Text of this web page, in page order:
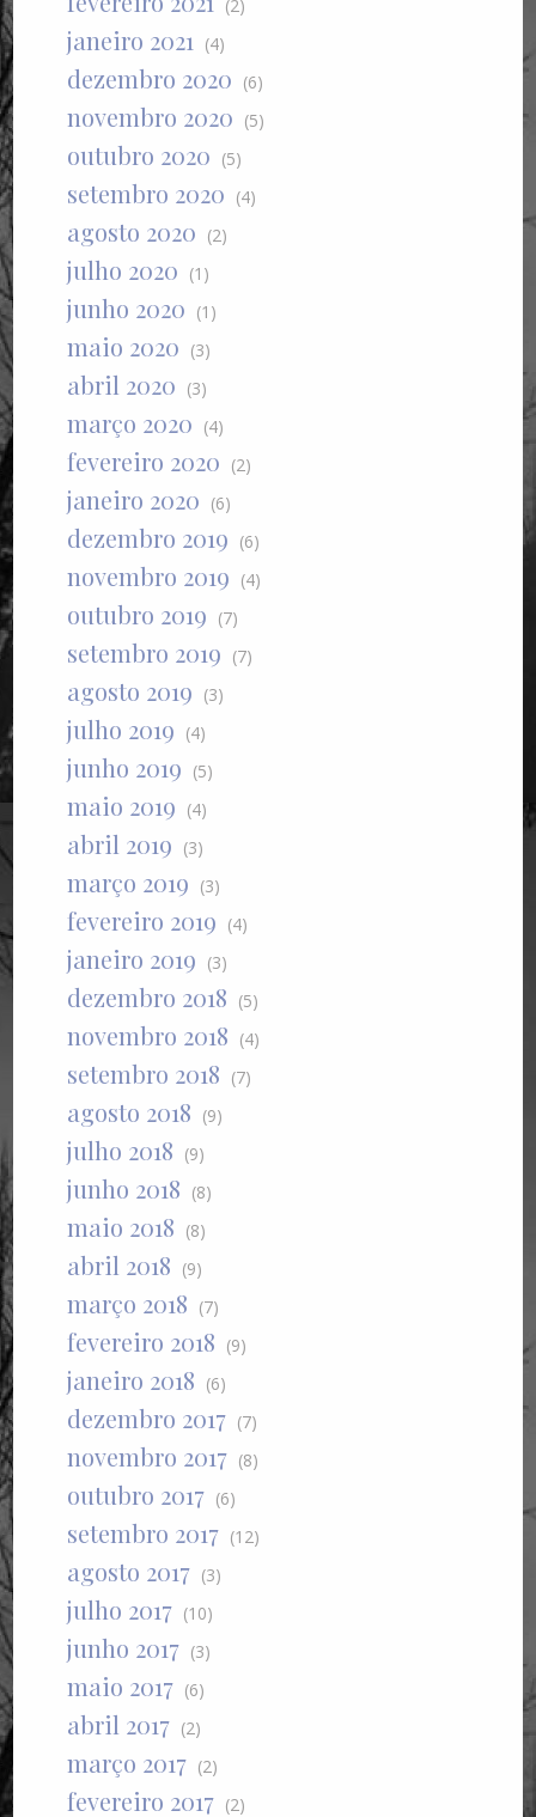
(2)
janeiro 2021 (4)
dezembro 2020 (6)
novembro 2020 (5)
outubro 2020 (5)
setembro 2020 (4)
agosto 2020 (2)
julho 2020 (1)
junho 2020 (1)
maio 2020 (3)
abril 2020 (3)
março 2020 (4)
fevereiro 2020 (2)
janeiro 2020 (6)
dezembro 2019 (6)
novembro 2019 (4)
outubro 2019 (7)
setembro 2019 (7)
agosto 2019 (3)
julho 2019 (4)
junho 2019 (5)
maio 2019 (4)
abril 2019 (3)
março 2019 (3)
fevereiro 2019 (4)
janeiro 2019 (3)
dezembro 2018 (5)
novembro 2018 (4)
setembro 2018 (7)
agosto 2018 (9)
julho 2018 (9)
junho 2018 (8)
maio 2018 (8)
abril 2018 (9)
março 2018 (7)
fevereiro 2018 (9)
janeiro 2018 (6)
dezembro 2017 (7)
novembro 2017 (8)
outubro 2017 (6)
setembro 2017 (12)
agosto 2017 (3)
julho 2017 (10)
junho 2017 (3)
maio 2017 (6)
abril 2017 (2)
março 2017 (2)
fevereiro 2017 (2)